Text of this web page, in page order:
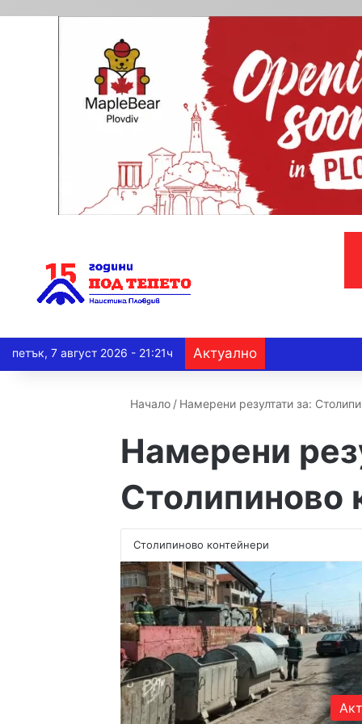
петък, 7 август 2026 - 21:21ч Актуално
Начало / Намерени резултати за:
Намерени
Столипиново